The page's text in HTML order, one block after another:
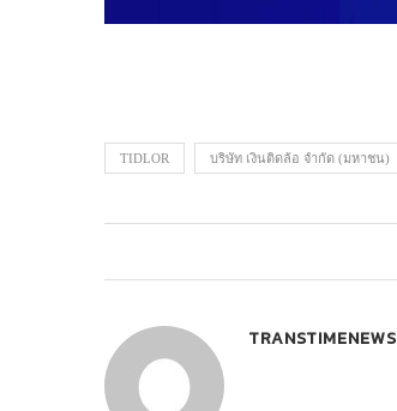
TIDLOR บริษัท เงินติดล้อ จำกัด (มหาชน)
TRANSTIMENEWS